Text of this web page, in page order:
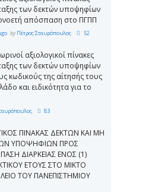
των δεκτών υποψηφίων
απόσπαση στο ΠΓΠΠ
byΠέτρος Σταυρόπουλος 52
αξιολογικοί πίνακες
των δεκτών υποψηφίων
κωδικούς της αίτησής τους
και ειδικότητα για το
83
ΠΙΝΑΚΑΣ ΔΕΚΤΩΝ ΚΑΙ ΜΗ
ΥΠΟΨΗΦΙΩΝ ΠΡΟΣ
ΔΙΑΡΚΕΙΑΣ ΕΝΟΣ (1)
ΕΤΟΥΣ ΣΤΟ ΜΙΚΤΟ
ΤΟΥ ΠΑΝΕΠΙΣΤΗΜΙΟΥ